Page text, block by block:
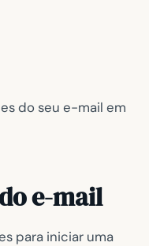
do seu e-mail em
e-mail
para iniciar uma